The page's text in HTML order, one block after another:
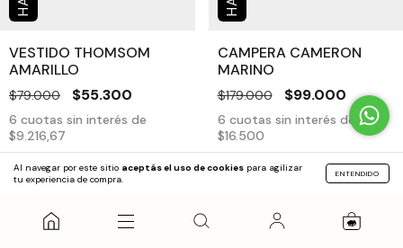
Al navegar por este sitio aceptás el uso de cookies para agilizar
tu experiencia de compra.
ENTENDIDO
0
VESTIDO THOMSOM
AMARILLO
$79.000 $55.300
6 cuotas sin interés de
$9.216,67
COMPRAR
CAMPERA CAMERON
MARINO
$179.000 $99.000
6 cuotas sin interés de
$16.500
COMPRAR